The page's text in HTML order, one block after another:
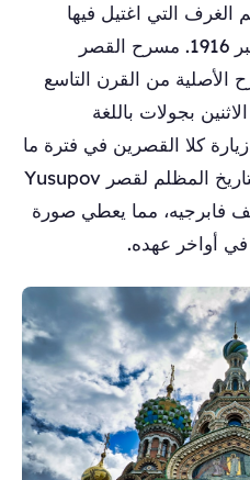
الرقم 94، ويضم الغرف التي اغتيل فيها
غريغوري راسبوتين في ديسمبر 1916. مسرح القصر
الأصلية من القرن التاسع
بجولات باللغة
في الساعة 13:30. زيارة كلا القصرين في فترة ما
بعد الظهر نفسها تجمع بين التاريخ المظلم لقصر Yusupov
فابرجيه، مما يعطي صورة
في أواخر عهده.